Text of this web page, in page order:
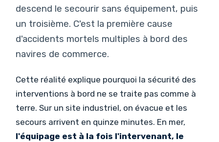
descend le secourir sans équipement, puis
un troisième. C'est la première cause
d'accidents mortels multiples à bord des
navires de commerce.
Cette réalité explique pourquoi la sécurité des
interventions à bord ne se traite pas comme à
terre. Sur un site industriel, on évacue et les
secours arrivent en quinze minutes. En mer,
l'équipage est à la fois l'intervenant, le